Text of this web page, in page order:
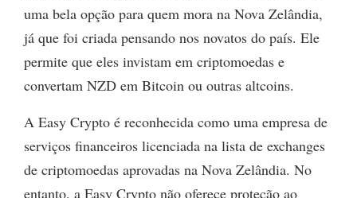
uma bela opção para quem mora na Nova Zelândia,
já que foi criada pensando nos novatos do país. Ele
permite que eles invistam em criptomoedas e
convertam NZD em Bitcoin ou outras altcoins.
A Easy Crypto é reconhecida como uma empresa de
serviços financeiros licenciada na lista de exchanges
de criptomoedas aprovadas na Nova Zelândia. No
entanto, a Easy Crypto não oferece proteção ao